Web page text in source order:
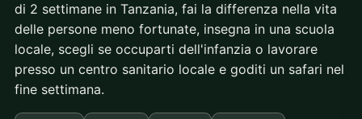
di 2 settimane in Tanzania, fai la differenza nella vita
delle persone meno fortunate, insegna in una scuola
locale, scegli se occuparti dell'infanzia o lavorare
presso un centro sanitario locale e goditi un safari nel
fine settimana.